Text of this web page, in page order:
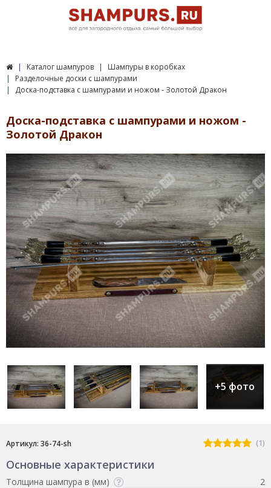
Каталог шампуров
Шампуры в коробках
Разделочные доски с шампурами
Доска-подставка с шампурами и ножом - Золотой Дракон
Доска-подставка с шампурами и ножом -
Золотой Дракон
+5 фото
Артикул: 36-74-sh (1)
Основные характеристики
Толщина шампура в (мм)
2